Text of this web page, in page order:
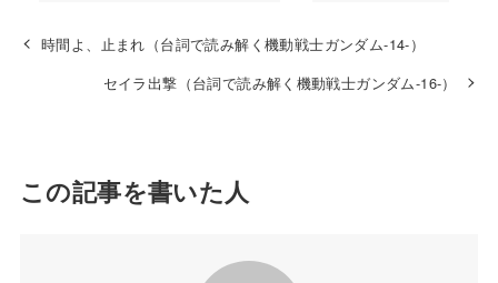
時間よ、止まれ（台詞で読み解く機動戦士ガンダム-14-）
セイラ出撃（台詞で読み解く機動戦士ガンダム-16-）
この記事を書いた人